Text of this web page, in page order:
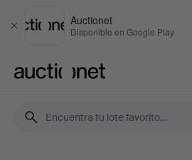
Cerrar
Auctionet
Disponible en Google Play